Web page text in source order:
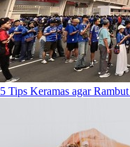
5 Tips Keramas agar